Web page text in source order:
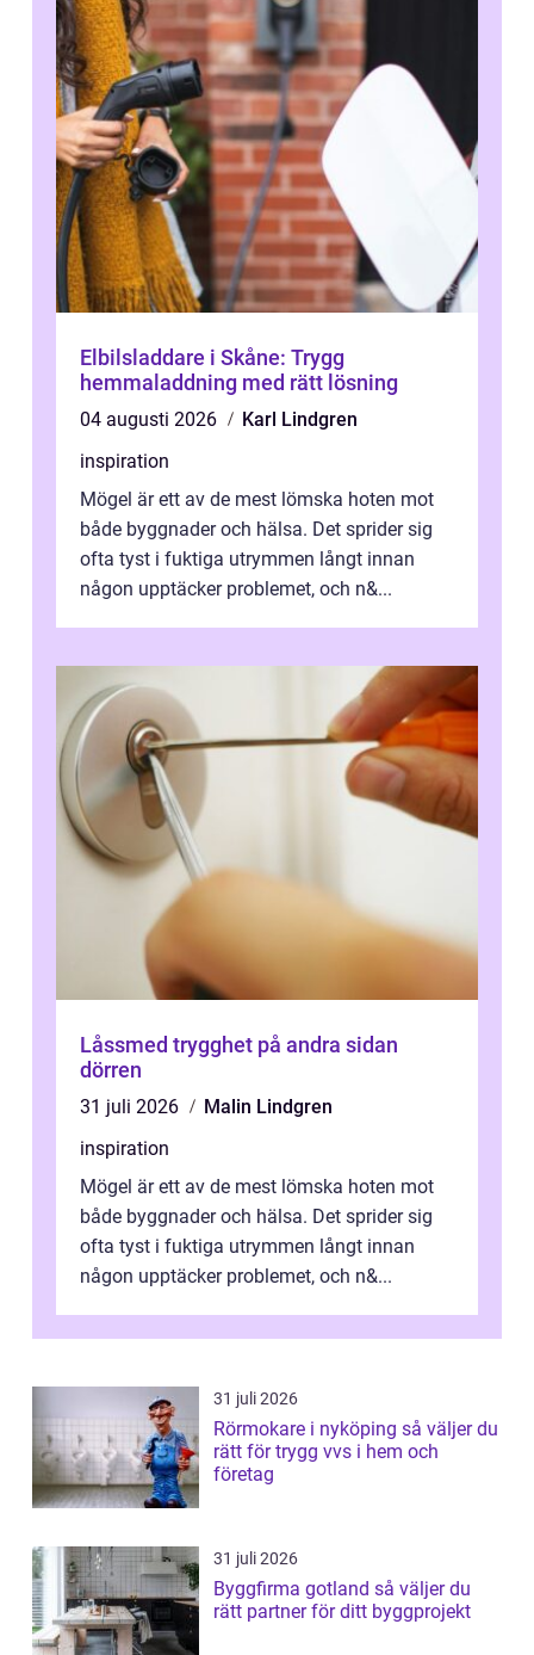
Elbilsladdare i Skåne: Trygg
hemmaladdning med rätt lösning
04 augusti 2026
Karl Lindgren
inspiration
Mögel är ett av de mest lömska hoten mot
både byggnader och hälsa. Det sprider sig
ofta tyst i fuktiga utrymmen långt innan
någon upptäcker problemet, och n&...
Låssmed trygghet på andra sidan
dörren
31 juli 2026
Malin Lindgren
inspiration
Mögel är ett av de mest lömska hoten mot
både byggnader och hälsa. Det sprider sig
ofta tyst i fuktiga utrymmen långt innan
någon upptäcker problemet, och n&...
31 juli 2026
Rörmokare i nyköping så väljer du
rätt för trygg vvs i hem och
företag
31 juli 2026
Byggfirma gotland så väljer du
rätt partner för ditt byggprojekt